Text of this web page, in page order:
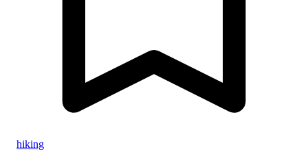
hiking